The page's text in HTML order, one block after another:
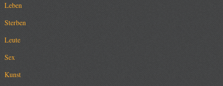
Leben
Sterben
Leute
Sex
Kunst